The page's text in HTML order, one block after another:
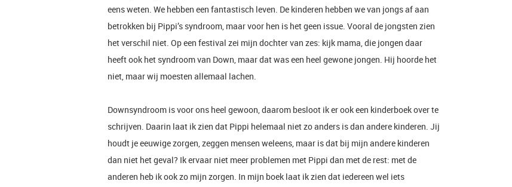
eens weten. We hebben een fantastisch leven. De kinderen hebben we van jongs af aan
betrokken bij Pippi’s syndroom, maar voor hen is het geen issue. Vooral de jongsten zien
het verschil niet. Op een festival zei mijn dochter van zes: kijk mama, die jongen daar
heeft ook het syndroom van Down, maar dat was een heel gewone jongen. Hij hoorde het
niet, maar wij moesten allemaal lachen.
Downsyndroom is voor ons heel gewoon, daarom besloot ik er ook een kinderboekover te
schrijven. Daarin laat ik zien dat Pippi helemaal niet zo anders is dan andere kinderen. Jij
houdt je eeuwige zorgen, zeggen mensen weleens, maar is dat bij mijn andere kinderen
dan niet het geval? Ik ervaar niet meer problemen met Pippi dan met de rest: met de
anderen heb ik ook zo mijn zorgen. In mijn boek laat ik zien dat iedereen wel iets